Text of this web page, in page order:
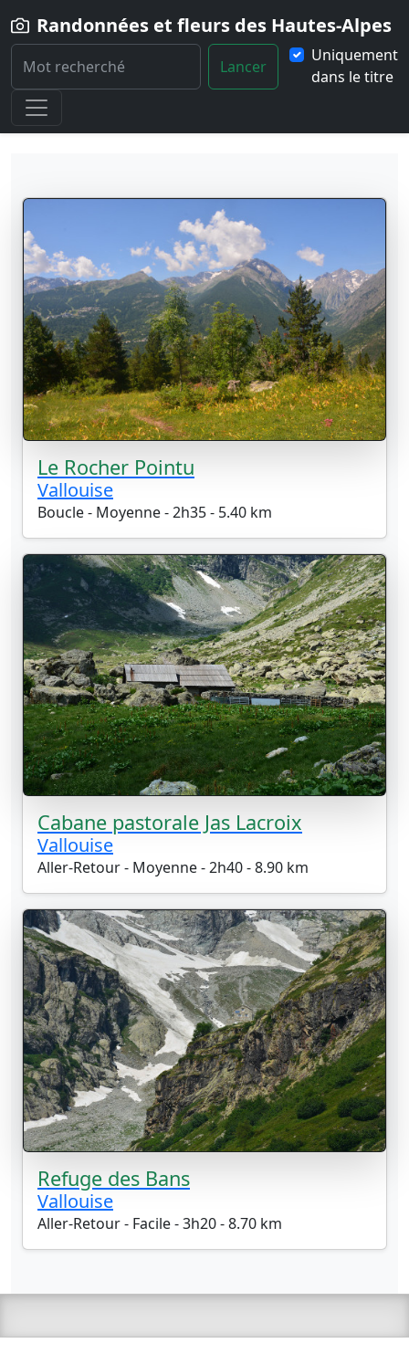
Randonnées et fleurs des Hautes-Alpes
Lancer
Uniquement
dans le titre
Home
Randonnées Localité Vallouise
Le Rocher Pointu
Vallouise
Boucle - Moyenne - 2h35 - 5.40 km
Cabane pastorale Jas Lacroix
Vallouise
Aller-Retour - Moyenne - 2h40 - 8.90 km
Refuge des Bans
Vallouise
Aller-Retour - Facile - 3h20 - 8.70 km